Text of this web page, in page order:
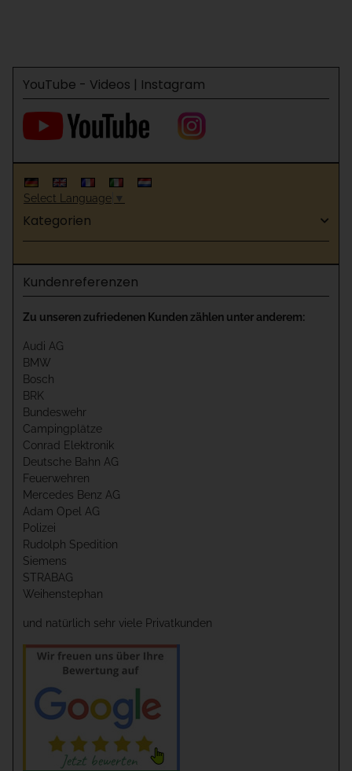
YouTube - Videos | Instagram
Select Language ▼
Kategorien
Kundenreferenzen
Zu unseren zufriedenen Kunden zählen unter anderem:
Audi AG
BMW
Bosch
BRK
Bundeswehr
Campingplätze
Conrad Elektronik
Deutsche Bahn AG
Feuerwehren
Mercedes Benz AG
Adam Opel AG
Polizei
Rudolph Spedition
Siemens
STRABAG
Weihenstephan
und natürlich sehr viele Privatkunden